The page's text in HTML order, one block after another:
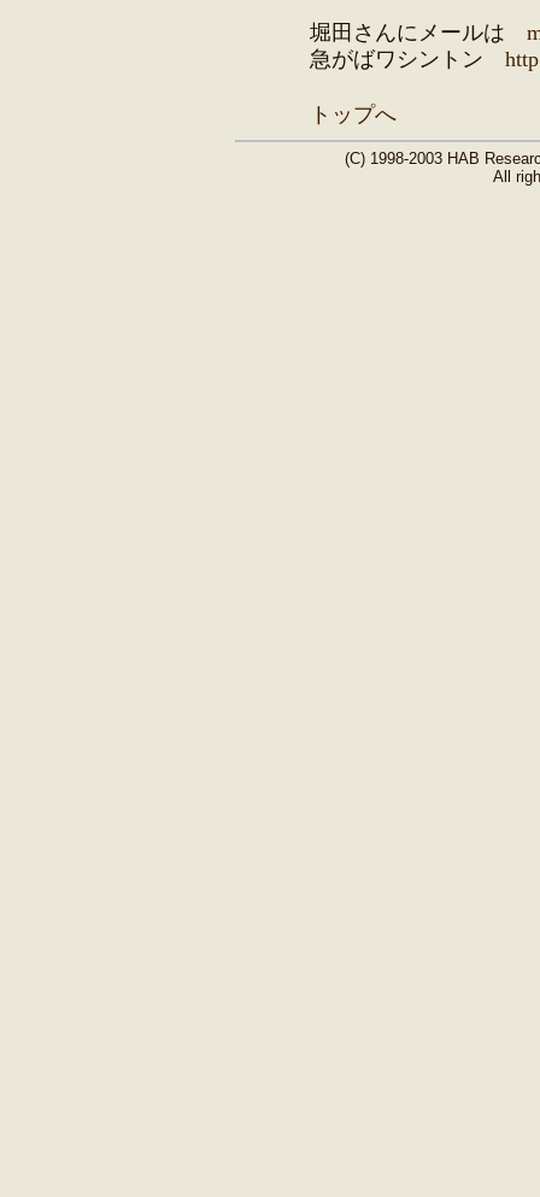
堀田さんにメールは
急がばワシントン
トップへ
(C) 1998-2003 HAB
All